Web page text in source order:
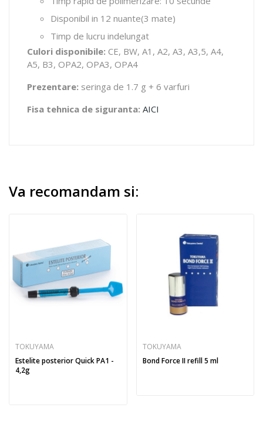
Disponibil in 12 nuante(3 mate)
Timp de lucru indelungat
Culori disponibile: CE, BW, A1, A2, A3, A3,5, A4,
A5, B3, OPA2, OPA3, OPA4
Prezentare: seringa de 1.7 g + 6 varfuri
Fisa tehnica de siguranta: AICI
Va recomandam si:
TOKUYAMA
Estelite posterior Quick PA1 -
4,2g
TOKUYAMA
Bond Force II refill 5 ml